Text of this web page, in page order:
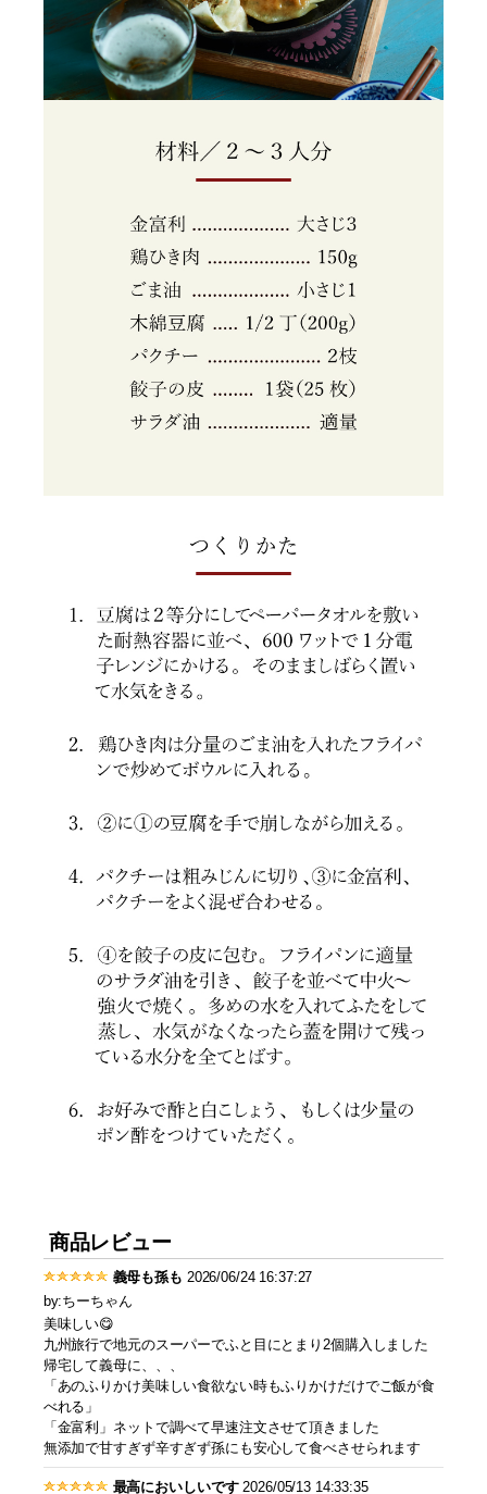
商品レビュー
義母も孫も 2026/06/24 16:37:27
by:ちーちゃん
美味しい😋
九州旅行で地元のスーパーでふと目にとまり2個購入しました
帰宅して義母に、、、
「あのふりかけ美味しい食欲ない時もふりかけだけでご飯が食
べれる」
「金富利」ネットで調べて早速注文させて頂きました
無添加で甘すぎず辛すぎず孫にも安心して食べさせられます
最高においしいです2026/05/13 14:33:35